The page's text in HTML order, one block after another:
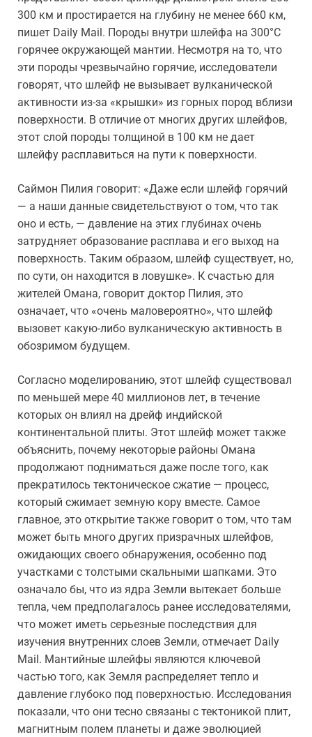
300 км и простирается на глубину не менее 660 км,
пишет Daily Mail. Породы внутри шлейфа на 300°C
горячее окружающей мантии. Несмотря на то, что
эти породы чрезвычайно горячие, исследователи
говорят, что шлейф не вызывает вулканической
активности из-за «крышки» из горных пород вблизи
поверхности. В отличие от многих других шлейфов,
этот слой породы толщиной в 100 км не дает
шлейфу расплавиться на пути к поверхности.
Саймон Пилия говорит: «Даже если шлейф горячий
— а наши данные свидетельствуют о том, что так
оно и есть, — давление на этих глубинах очень
затрудняет образование расплава и его выход на
поверхность. Таким образом, шлейф существует, но,
по сути, он находится в ловушке». К счастью для
жителей Омана, говорит доктор Пилия, это
означает, что «очень маловероятно», что шлейф
вызовет какую-либо вулканическую активность в
обозримом будущем.
Согласно моделированию, этот шлейф существовал
по меньшей мере 40 миллионов лет, в течение
которых он влиял на дрейф индийской
континентальной плиты. Этот шлейф может также
объяснить, почему некоторые районы Омана
продолжают подниматься даже после того, как
прекратилось тектоническое сжатие — процесс,
который сжимает земную кору вместе. Самое
главное, это открытие также говорит о том, что там
может быть много других призрачных шлейфов,
ожидающих своего обнаружения, особенно под
участками с толстыми скальными шапками. Это
означало бы, что из ядра Земли вытекает больше
тепла, чем предполагалось ранее исследователями,
что может иметь серьезные последствия для
изучения внутренних слоев Земли, отмечает Daily
Mail. Мантийные шлейфы являются ключевой
частью того, как Земля распределяет тепло и
давление глубоко под поверхностью. Исследования
показали, что они тесно связаны с тектоникой плит,
магнитным полем планеты и даже эволюцией